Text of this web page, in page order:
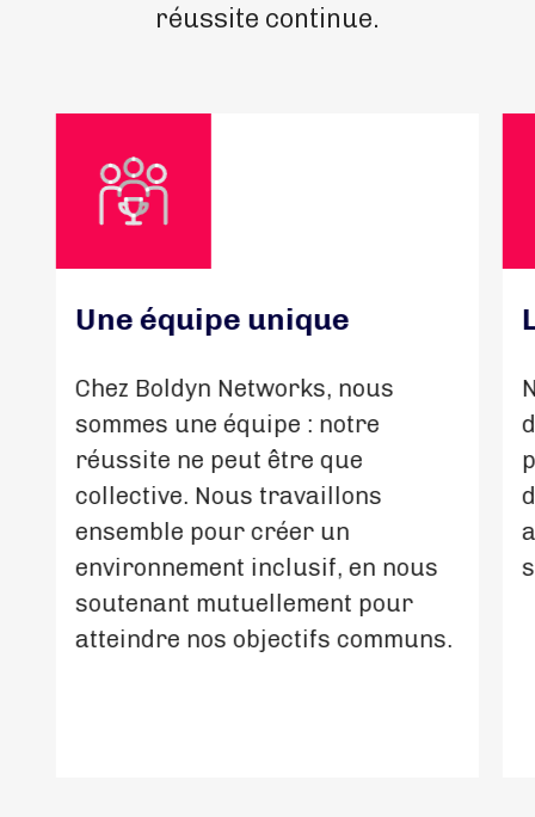
réussite continue.
Une équipe unique
Chez Boldyn Networks, nous
sommes une équipe : notre
réussite ne peut être que
collective. Nous travaillons
ensemble pour créer un
environnement inclusif, en nous
soutenant mutuellement pour
atteindre nos objectifs communs.